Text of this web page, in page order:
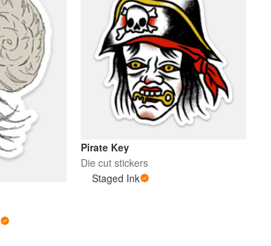
Pirate Key
Die cut stickers
Staged Ink